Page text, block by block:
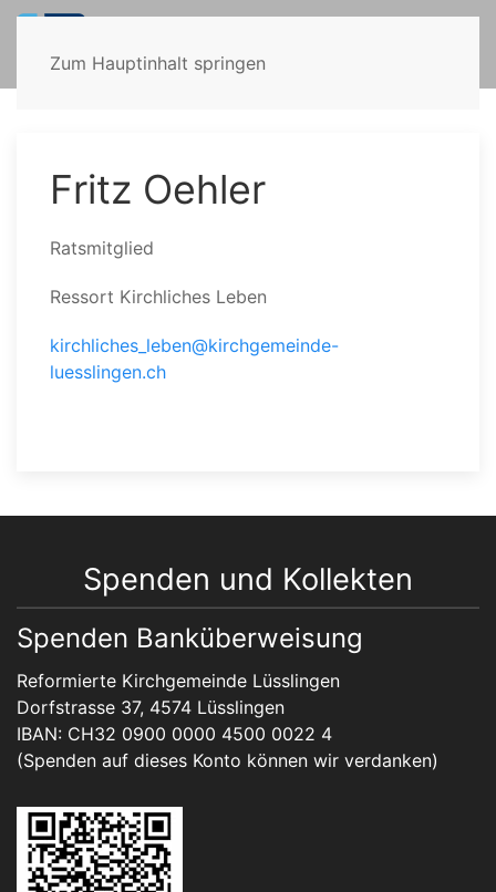
Zum Hauptinhalt springen
Fritz Oehler
Ratsmitglied
Ressort Kirchliches Leben
kirchliches_leben@kirchgemeinde-
luesslingen.ch
Spenden und Kollekten
Spenden Banküberweisung
Reformierte Kirchgemeinde Lüsslingen
Dorfstrasse 37, 4574 Lüsslingen
IBAN: CH32 0900 0000 4500 0022 4
(Spenden auf dieses Konto können wir verdanken)